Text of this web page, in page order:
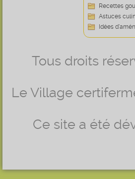
Recettes
Astuces
Idées
Tous droits
Le Village
Ce site a été